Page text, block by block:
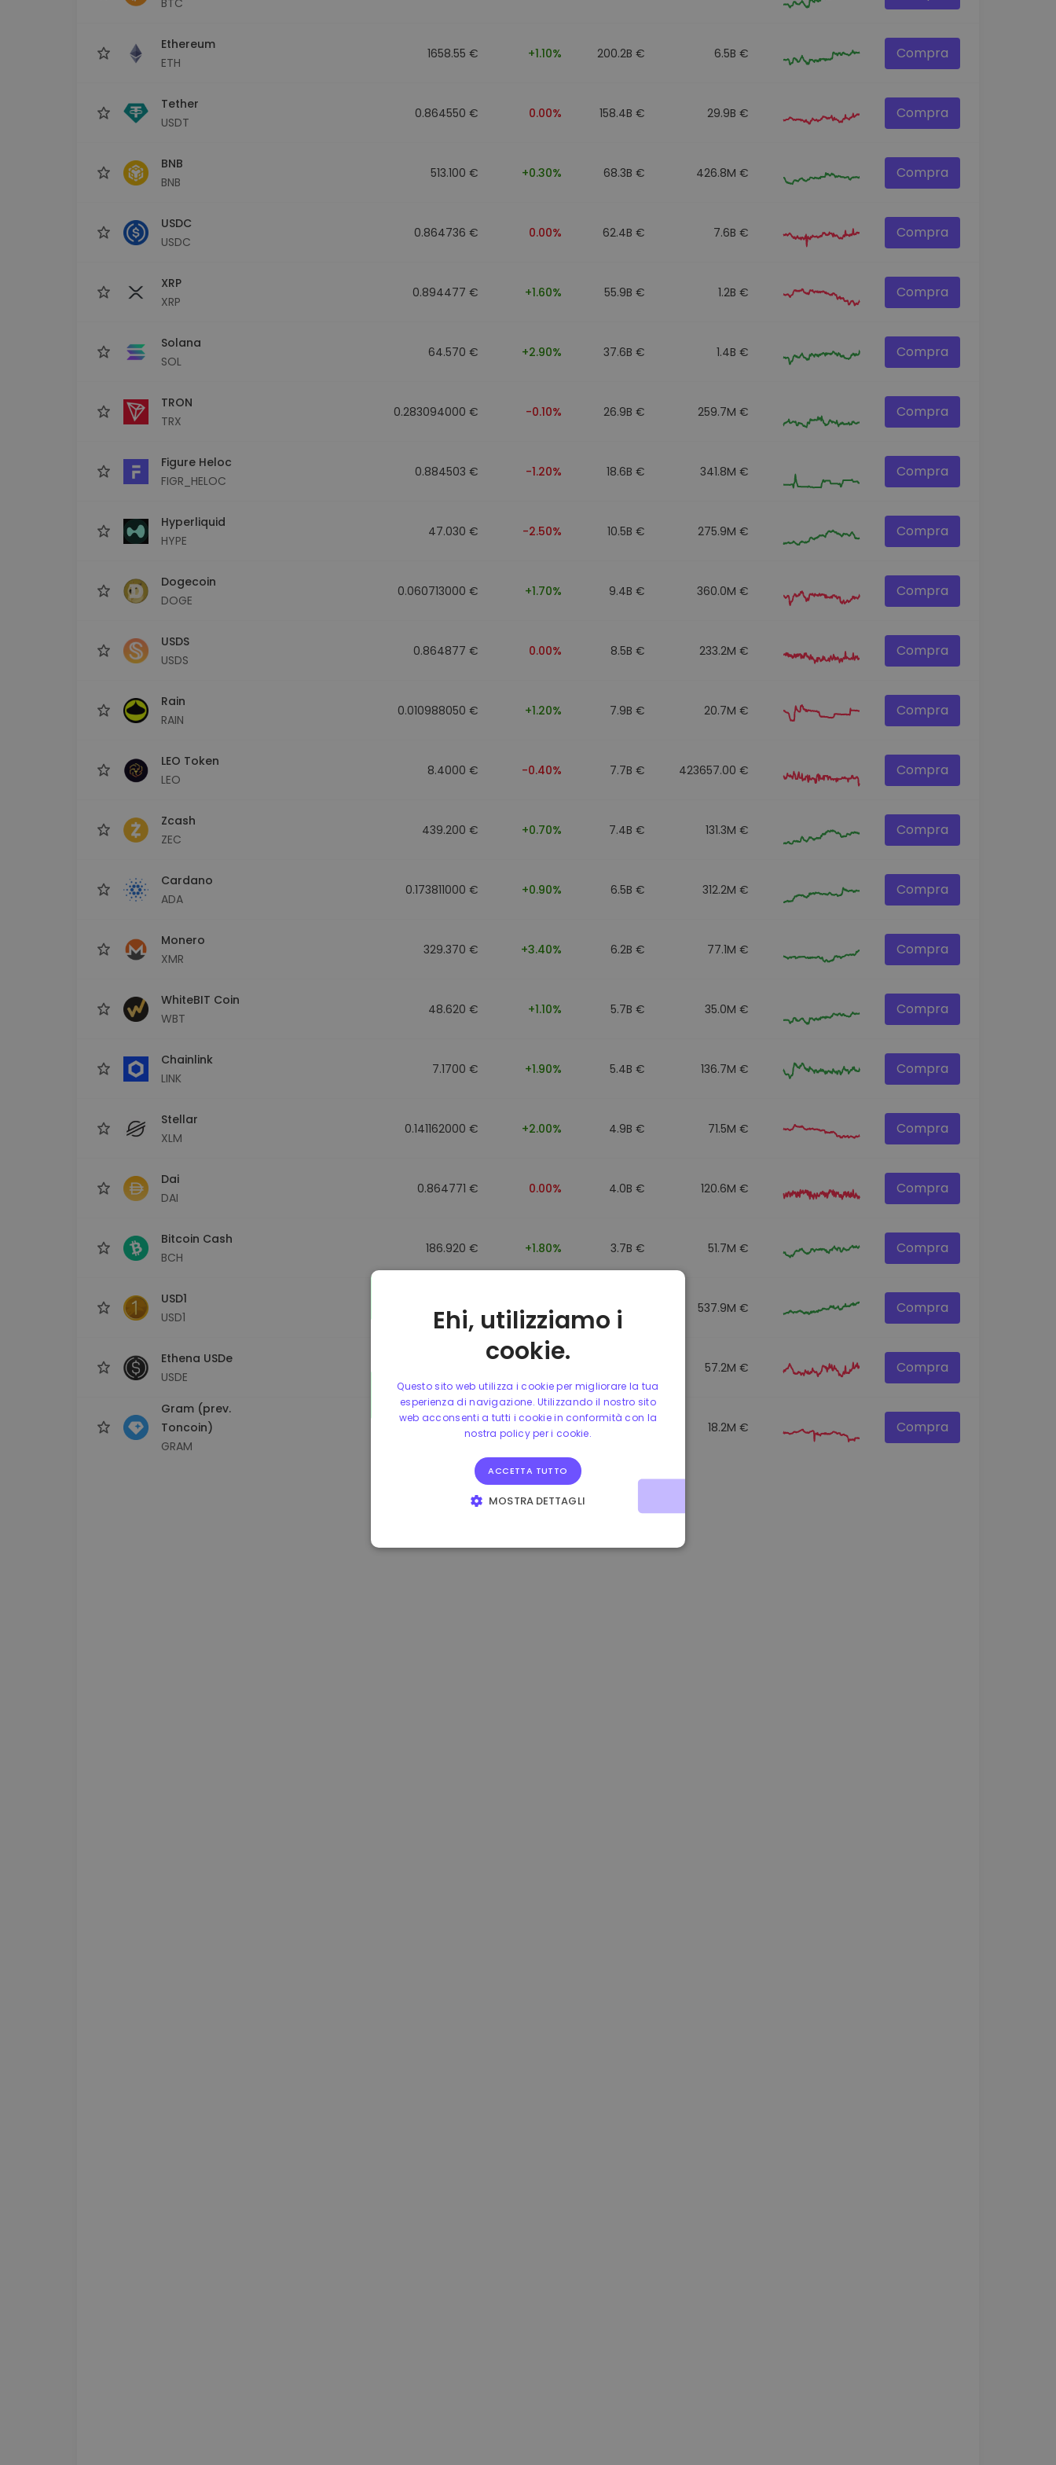
Ethereum
ETH
1658.55 € +1.10% 200.2B € 6.5B € Compra
Tether
USDT
0.864550 € 0.00% 158.4B € 29.9B € Compra
BNB
BNB
513.100 € +0.30% 68.3B € 426.8M € Compra
USDC
USDC
0.864736 € 0.00% 62.4B € 7.6B € Compra
XRP
XRP
0.894477 € +1.60% 55.9B € 1.2B € Compra
Solana
SOL
64.570 € +2.90% 37.6B € 1.4B € Compra
TRON
TRX
0.283094000 € -0.10% 26.9B € 259.7M € Compra
Figure Heloc
FIGR_HELOC
0.884503 € -1.20% 18.6B € 341.8M € Compra
Hyperliquid
HYPE
47.030 € -2.50% 10.5B € 275.9M € Compra
Dogecoin
DOGE
0.060713000 € +1.70% 9.4B € 360.0M € Compra
USDS
USDS
0.864877 € 0.00% 8.5B € 233.2M € Compra
Rain
RAIN
0.010988050 € +1.20% 7.9B € 20.7M € Compra
LEO Token
LEO
8.4000 € -0.40% 7.7B € 423657.00 € Compra
Zcash
ZEC
439.200 € +0.70% 7.4B € 131.3M € Compra
Cardano
ADA
0.173811000 € +0.90% 6.5B € 312.2M € Compra
Monero
XMR
329.370 € +3.40% 6.2B € 77.1M € Compra
WhiteBIT Coin
WBT
48.620 € +1.10% 5.7B € 35.0M € Compra
Chainlink
LINK
7.1700 € +1.90% 5.4B € 136.7M € Compra
Stellar
XLM
0.141162000 € +2.00% 4.9B € 71.5M € Compra
Dai
DAI
0.864771 € 0.00% 4.0B € 120.6M € Compra
Bitcoin Cash
BCH
186.920 € +1.80% 3.7B € 51.7M € Compra
USD1
USD1
0.864917 € 0.00% 3.5B € 537.9M € Compra
Ethena USDe
USDE
57.2M € Compra
Gram (prev.
Toncoin)
GRAM
+2.60% 18.2M € Compra
Ehi, utilizziamo i
cookie.
Questo sito web utilizza i cookie per migliorare la tua
esperienza di navigazione. Utilizzando il nostro sito
web acconsenti a tutti i cookie in conformità con la
nostra policy per i cookie.
ACCETTA TUTTO
MOSTRA DETTAGLI